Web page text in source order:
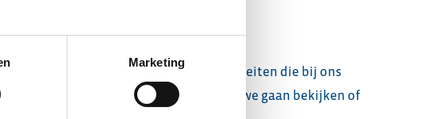
Marketing
openstaan.
Heb jij toch de vaardigheden en kwaliteiten die bij ons
Stuur ons dan je open sollicitatie en we gaan bekijken of